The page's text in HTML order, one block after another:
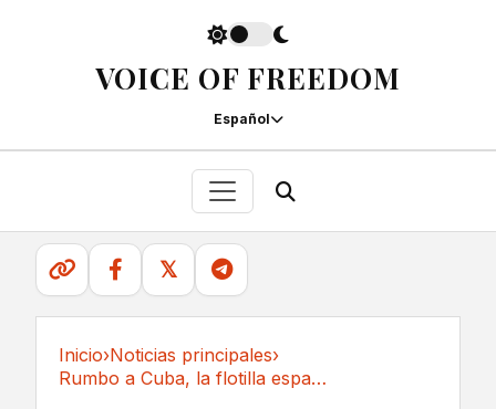
VOICE OF FREEDOM
Español
𝕏
Inicio›Noticias principales›
Rumbo a Cuba, la flotilla española que busca...